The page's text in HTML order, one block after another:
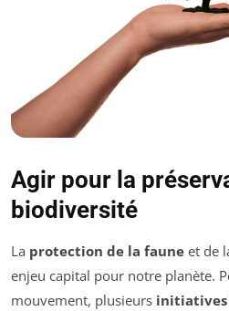
Agir pour la
biodiversité
La protection de la faune et de
enjeu capital pour notre planète.
mouvement, plusieurs initiatives